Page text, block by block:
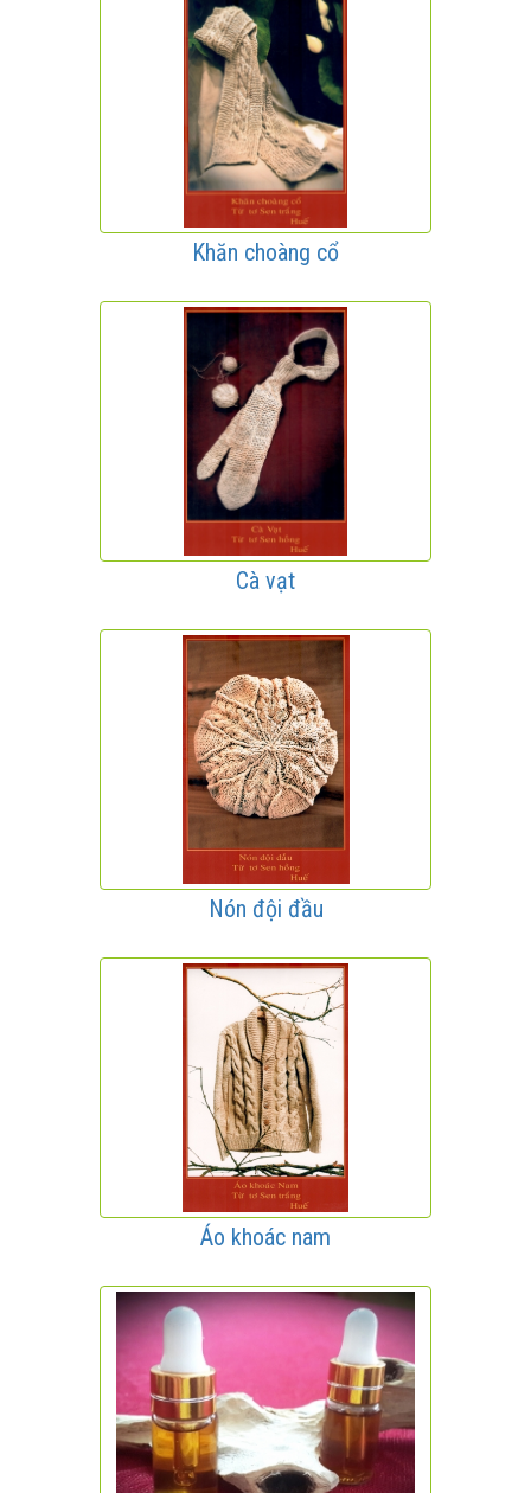
Khăn choàng cổ
Cà vạt
Nón đội đầu
Áo khoác nam